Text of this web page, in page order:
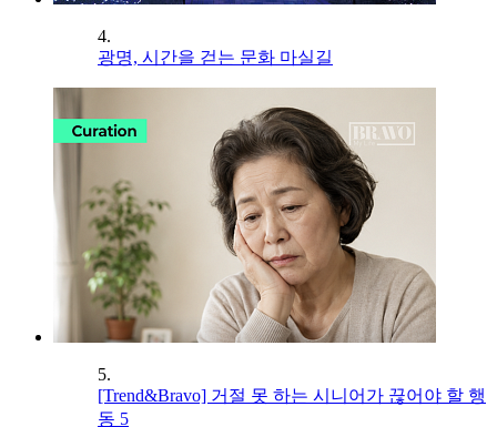
4.
광명, 시간을 걷는 문화 마실길
5.
[Trend&Bravo] 거절 못 하는 시니어가 끊어야 할 행
동 5